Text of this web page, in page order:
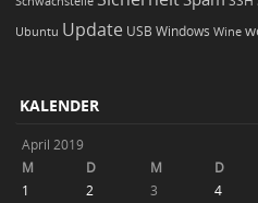
Ubuntu Update USB Windows Wine
KALENDER
April 2019
M
D M D
1
2 3 4